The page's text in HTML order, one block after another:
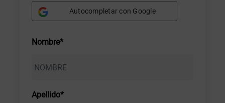
Autocompletar con Google
Nombre*
Apellido*